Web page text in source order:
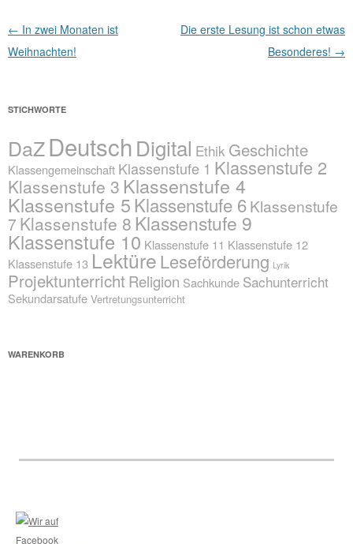
Beitragsnavigation
← In zwei Monaten ist
Weihnachten!
Die erste Lesung ist schon etwas
Besonderes! →
STICHWORTE
DaZDeutschDigital Ethik Geschichte
Klassengemeinschaft Klassenstufe 1 Klassenstufe 2
Klassenstufe 3 Klassenstufe 4
Klassenstufe 5Klassenstufe 6Klassenstufe
7 Klassenstufe 8 Klassenstufe 9
Klassenstufe 10 Klassenstufe 11 Klassenstufe 12
Klassenstufe 13 LektüreLeseförderung Lyrik
Projektunterricht Religion Sachkunde Sachunterricht
Sekundarsatufe Vertretungsunterricht
WARENKORB